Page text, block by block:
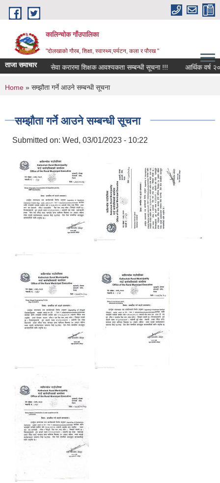
Skip to main content
कालिन्चोक गाँउपालिका
"दोलखाको गौरब, शिक्षा, स्वास्थ्य,पर्यटन, कला र पौरख "
ताजा समाचार
सम्बन्धमा। सेवा करारमा शिक्षक आवश्यकता सम्बन्धी सूचना !!! आर्थिक वर्ष
You are here
Home » सम्झौता गर्ने आउने सम्बन्धी सूचना
सम्झौता गर्ने आउने सम्बन्धी सूचना
Submitted on: Wed, 03/01/2023 - 10:22